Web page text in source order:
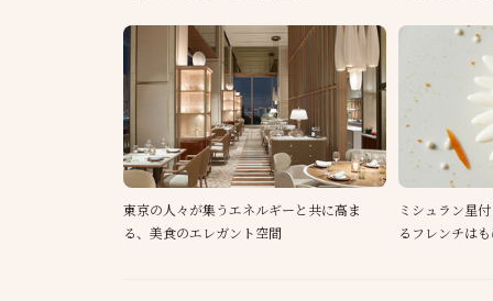
東京の人々が集うエネルギーと共に高ま
る、美食のエレガント空間
ミシュラン星
るフレンチは